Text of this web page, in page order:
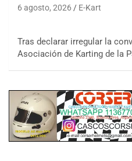
6 agosto, 2026 E-Kart
Tras declarar irregular la
Asociación de Karting de la